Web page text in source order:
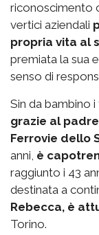
riconoscimento
vertici aziendali
propria vita al
premiata la sua
senso di
Sin da bambino
grazie al
Ferrovie dello
anni, è
raggiunto i 43
destinata a
Rebecca, è
Torino.